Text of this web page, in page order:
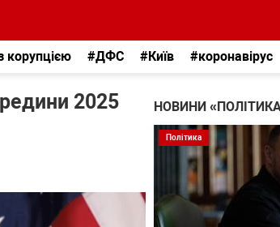
корупцією #ДФС #Київ #коронавірус
2025
НОВИНИ
Політика